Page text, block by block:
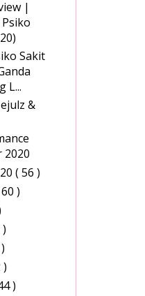
|
Sakit
L...
&
2020
( 56 )
)
)
)